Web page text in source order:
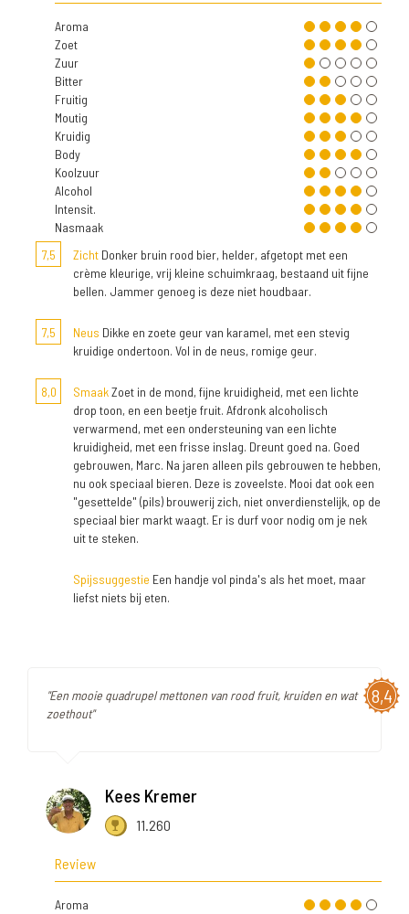
Aroma
Zoet
Zuur
Bitter
Fruitig
Moutig
Kruidig
Body
Koolzuur
Alcohol
Intensit.
Nasmaak
7,5
Zicht Donker bruin rood bier, helder, afgetopt met een
crème kleurige, vrij kleine schuimkraag, bestaand uit fijne
bellen. Jammer genoeg is deze niet houdbaar.
7,5 Neus Dikke en zoete geur van karamel, met een stevig
kruidige ondertoon. Vol in de neus, romige geur.
8,0 SmaakZoet in de mond, fijne kruidigheid, met een lichte
drop toon, en een beetje fruit. Afdronk alcoholisch
verwarmend, met een ondersteuning van een lichte
kruidigheid, met een frisse inslag. Dreunt goed na. Goed
gebrouwen, Marc. Na jaren alleen pils gebrouwen te hebben,
nu ook speciaal bieren. Deze is zoveelste. Mooi dat ook een
"gesettelde" (pils) brouwerij zich, niet onverdienstelijk, op de
speciaal bier markt waagt. Er is durf voor nodig om je nek
uit te steken.
Spijssuggestie Een handje vol pinda's als het moet, maar
liefst niets bij eten.
8,4
"Een mooie quadrupel mettonen van rood fruit, kruiden en wat
zoethout"
Kees Kremer
11.260
Review
Aroma